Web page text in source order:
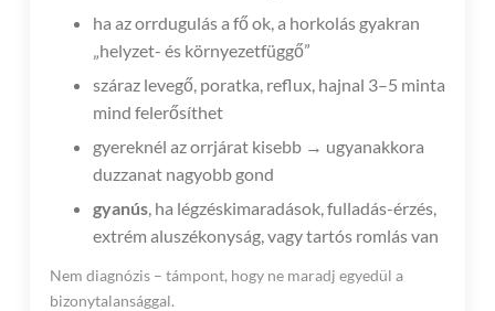
ha az orrdugulás a fő ok, a horkolás gyakran
„helyzet- és környezetfüggő”
száraz levegő, poratka, reflux, hajnal 3–5 minta
mind felerősíthet
gyereknél az orrjárat kisebb → ugyanakkora
duzzanat nagyobb gond
gyanús, ha légzéskimaradások, fulladás-érzés,
extrém aluszékonyság, vagy tartós romlás van
Nem diagnózis – támpont, hogy ne maradj egyedül a
bizonytalansággal.